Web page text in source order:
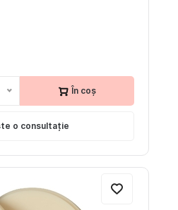
În coș
o consultație